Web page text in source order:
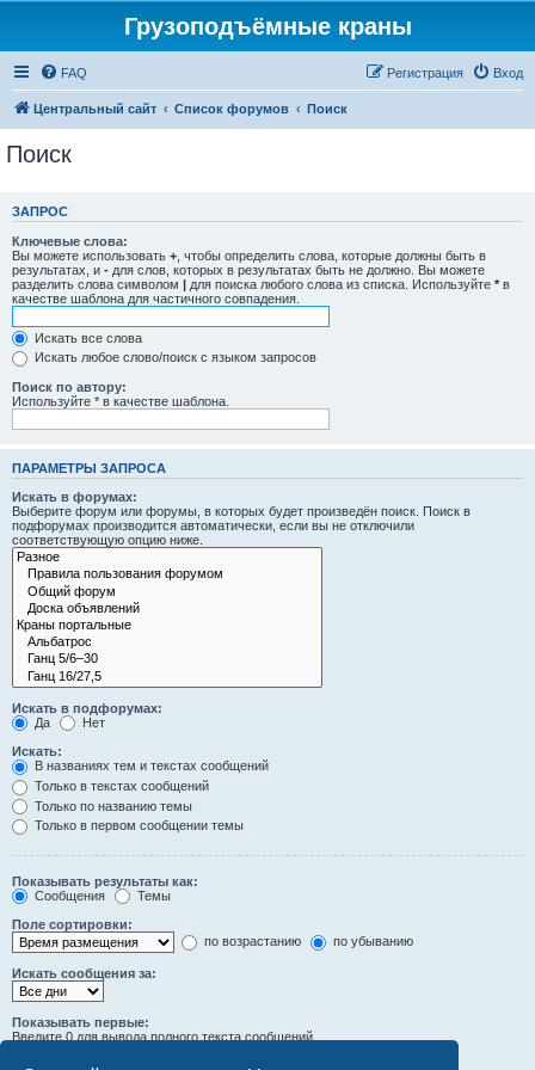
Грузоподъёмные краны
FAQ Вход
Регистрация
Центральный сайт Список форумов Поиск
Поиск
ЗАПРОС
Ключевые слова:
Вы можете использовать + , чтобы определить слова, которые должны быть в
результатах, и - для слов, которых в результатах быть не должно. Вы можете
разделить слова символом | для поиска любого слова из списка. Используйте * в
качестве шаблона для частичного совпадения.
Искать все слова
Искать любое слово/поиск с языком запросов
Поиск по автору:
Используйте * в качестве шаблона.
ПАРАМЕТРЫ ЗАПРОСА
Искать в форумах:
Выберите форум или форумы, в которых будет произведён поиск. Поиск в
подфорумах производится автоматически, если вы не отключили
соответствующую опцию ниже.
Искать в подфорумах:
Да
Нет
Искать:
В названиях тем и текстах сообщений
Только в текстах сообщений
Только по названию темы
Только в первом сообщении темы
Показывать результаты как:
Сообщения
Темы
Поле сортировки:
по возрастанию
по убыванию
Искать сообщения за:
Показывать первые:
Введите 0 для вывода полного текста сообщений.